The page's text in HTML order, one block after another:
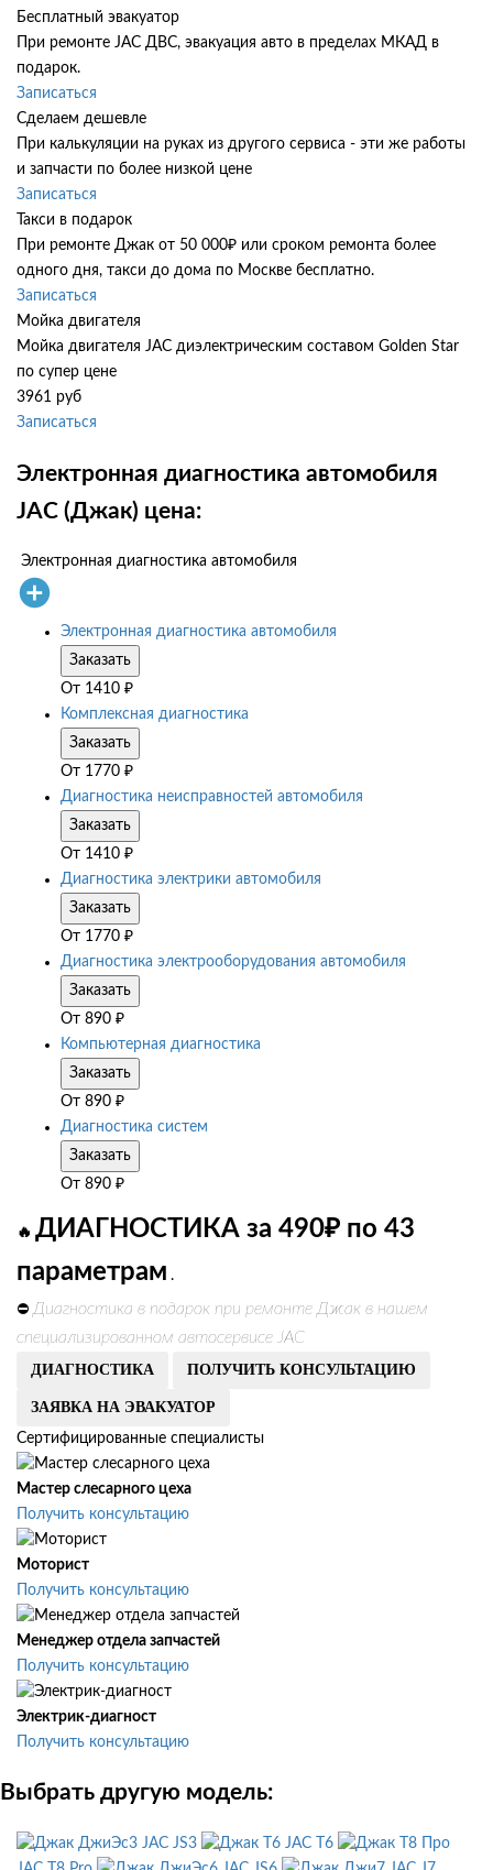
Бесплатный эвакуатор
При ремонте JAC ДВС, эвакуация авто в пределах МКАД в
подарок.
Записаться
Сделаем дешевле
При калькуляции на руках из другого сервиса - эти же работы
и запчасти по более низкой цене
Записаться
Такси в подарок
При ремонте Джак от 50 000₽ или сроком ремонта более
одного дня, такси до дома по Москве бесплатно.
Записаться
Мойка двигателя
Мойка двигателя JAC диэлектрическим составом Golden Star
по супер цене
3961 руб
Записаться
Электронная диагностика автомобиля
JAC (Джак) цена:
Электронная диагностика автомобиля
Электронная диагностика автомобиля
Заказать
От 1410 ₽
Комплексная диагностика
Заказать
От 1770 ₽
Диагностика неисправностей автомобиля
Заказать
От 1410 ₽
Диагностика электрики автомобиля
Заказать
От 1770 ₽
Диагностика электрооборудования автомобиля
Заказать
От 890 ₽
Компьютерная диагностика
Заказать
От 890 ₽
Диагностика систем
Заказать
От 890 ₽
🔥 ДИАГНОСТИКА за 490₽ по 43
параметрам .
⛔ Диагностика в подарок при ремонте Джак в нашем
специализированном автосервисе JAC
ДИАГНОСТИКА ПОЛУЧИТЬ КОНСУЛЬТАЦИЮ
ЗАЯВКА НА ЭВАКУАТОР
Сертифицированные специалисты
Мастер слесарного цеха
Получить консультацию
Моторист
Получить консультацию
Менеджер отдела запчастей
Получить консультацию
Электрик-диагност
Получить консультацию
Выбрать другую модель:
JAC JS3
JAC T6